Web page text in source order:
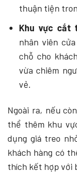
thuận tiện
Khu vực cắt
nhân viên
chỗ cho
vừa chiêm
vẻ.
Ngoài ra, nếu
thể thêm khu
dụng giá treo
khách hàng có
thích kết hợp với